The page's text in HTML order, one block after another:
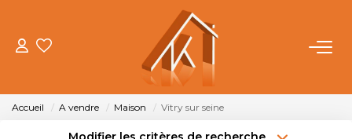
ACHETER
Accueil A vendre Maison Vitry sur seine